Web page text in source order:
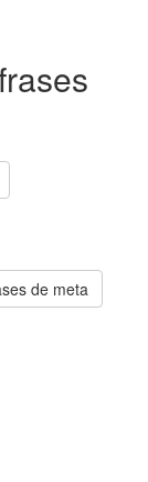
de meta